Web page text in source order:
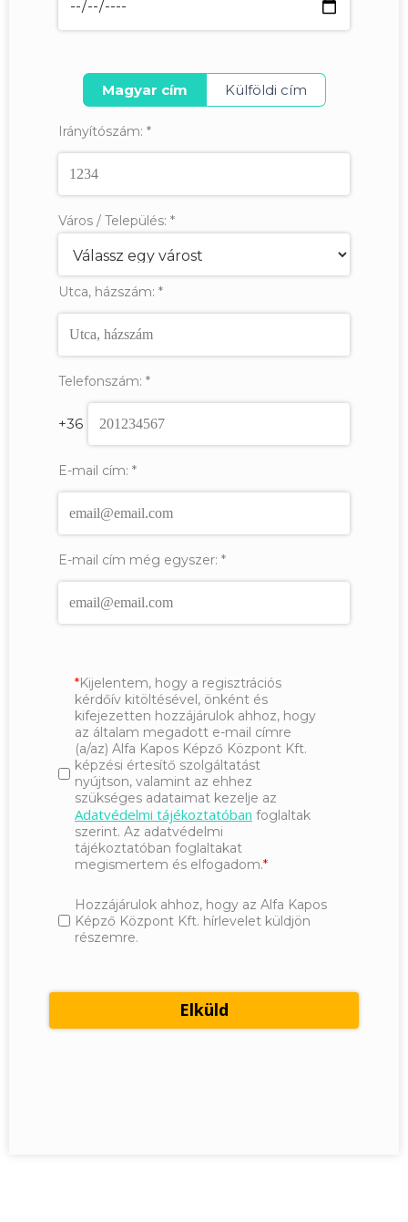
Magyar cím Külföldi cím
Irányítószám: *
Város / Település: *
Utca, házszám: *
Telefonszám: *
+36
E-mail cím: *
E-mail cím még egyszer: *
Kijelentem, hogy a regisztrációs
kérdőív kitöltésével, önként és
kifejezetten hozzájárulok ahhoz, hogy
az általam megadott e-mail címre
(a/az) Alfa Kapos Képző Központ Kft.
képzési értesítő szolgáltatást
nyújtson, valamint az ehhez
szükséges adataimat kezelje az
Adatvédelmi tájékoztatóban foglaltak
szerint. Az adatvédelmi
tájékoztatóban foglaltakat
megismertem és elfogadom.
Hozzájárulok ahhoz, hogy az Alfa Kapos
Képző Központ Kft. hírlevelet küldjön
részemre.